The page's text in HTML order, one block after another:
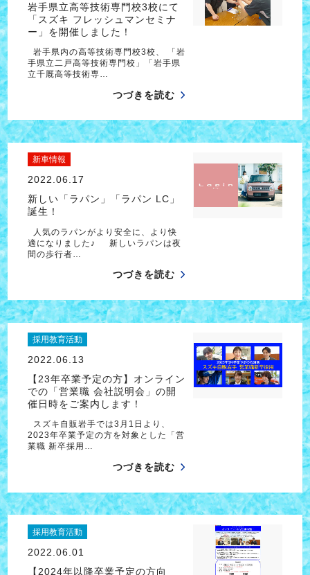
岩手県立高等技術専門校3校にて
「スズキ フレッシュマンセミナ
ー」を開催しました！
岩手県内の高等技術専門校3校、 「岩
手県立二戸高等技術専門校」「岩手県
立千厩高等技術専…
つづきを読む
新車情報
2022.06.17
新しい「ラパン」「ラパン LC」
誕生！
人気のラパンがより安全に、より快
適になりました♪ 新しいラパンは夜
間の歩行者…
つづきを読む
採用教育活動
2022.06.13
【23年卒業予定の方】オンライン
での「営業職 会社説明会」の開
催日時をご案内します！
スズキ自販岩手では3月1日より、
2023年卒業予定の方を対象とした「営
業職 新卒採用…
つづきを読む
採用教育活動
2022.06.01
【2024年以降卒業予定の方向